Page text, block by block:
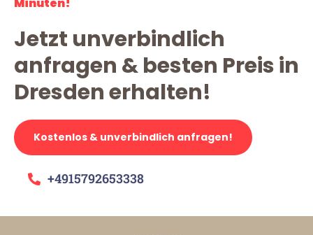
Jetzt unverbindlich
anfragen & besten Preis in
Dresden erhalten!
Kostenlos & unverbindlich anfragen!
+4915792653338